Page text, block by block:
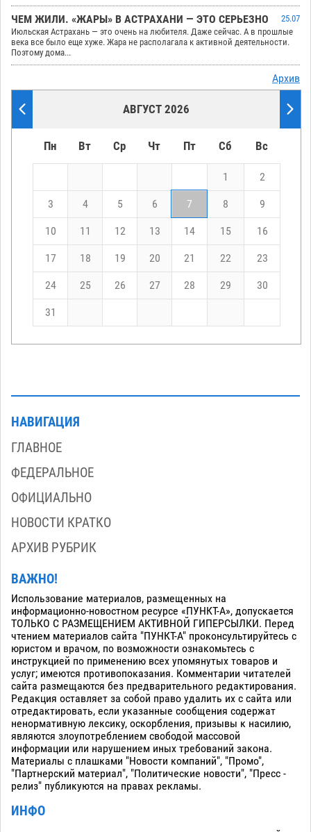
ЧЕМ ЖИЛИ. «ЖАРЫ» В АСТРАХАНИ — ЭТО СЕРЬЕЗНО
25.07
Июльская Астрахань — это очень на любителя. Даже сейчас. А в прошлые
века все было еще хуже. Жара не располагала к активной деятельности.
Поэтому дома...
Архив
АВГУСТ 2026
Пн Вт Ср Чт Пт Сб Вс
1 2
3 4 5 6 7 8 9
10 11 12 13 14 15 16
17 18 19 20 21 22 23
24 25 26 27 28 29 30
31
НАВИГАЦИЯ
ГЛАВНОЕ
ФЕДЕРАЛЬНОЕ
ОФИЦИАЛЬНО
НОВОСТИ КРАТКО
АРХИВ РУБРИК
ВАЖНО!
Использование материалов, размещенных на
информационно-новостном ресурсе «ПУНКТ-А», допускается
ТОЛЬКО С РАЗМЕЩЕНИЕМ АКТИВНОЙ ГИПЕРСЫЛКИ. Перед
чтением материалов сайта "ПУНКТ-А" проконсультируйтесь с
юристом и врачом, по возможности ознакомьтесь с
инструкцией по применению всех упомянутых товаров и
услуг; имеются противопоказания. Комментарии читателей
сайта размещаются без предварительного редактирования.
Редакция оставляет за собой право удалить их с сайта или
отредактировать, если указанные сообщения содержат
ненормативную лексику, оскорбления, призывы к насилию,
являются злоупотреблением свободой массовой
информации или нарушением иных требований закона.
Материалы с плашками "Новости компаний", "Промо",
"Партнерский материал", "Политические новости", "Пресс -
релиз" публикуются на правах рекламы.
ИНФО